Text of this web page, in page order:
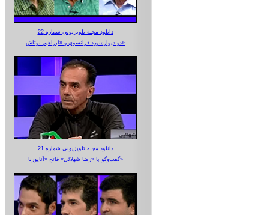
دانلود مجله تلویزیونی شماره 22
دو دیواره‌نورد فرانسوی و «ابراهیم نوتاش»
دانلود مجله تلویزیونی شماره 21
گفت‌وگو با «رضا شهلائی» فاتح «آناپورنا»